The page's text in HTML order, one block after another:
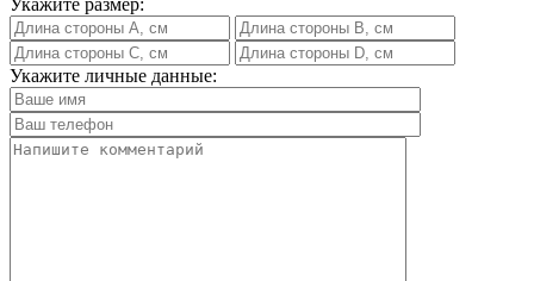
Укажите личные данные: